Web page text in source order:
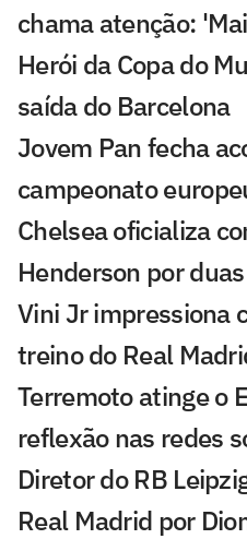
chama atenção:
Herói da Copa do
saída do Barcelona
Jovem Pan fecha
campeonato
Chelsea oficializa
Henderson por
Vini Jr impressiona
treino do Real
Terremoto atinge o
reflexão nas redes
Diretor do RB
Real Madrid por